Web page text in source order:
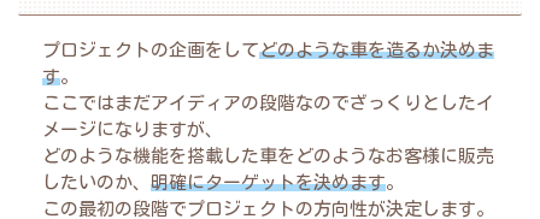
プロジェクトの企画をしてどのような車を造るか決めま
す。
ここではまだアイディアの段階なのでざっくりとしたイ
メージになりますが、
どのような機能を搭載した車をどのようなお客様に販売
したいのか、 明確にターゲットを決めます。
この最初の段階でプロジェクトの方向性が決定します。